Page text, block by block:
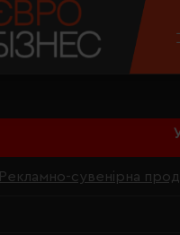
Рекламно-сувенірна